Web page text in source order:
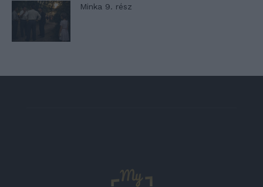
Minka 9. rész